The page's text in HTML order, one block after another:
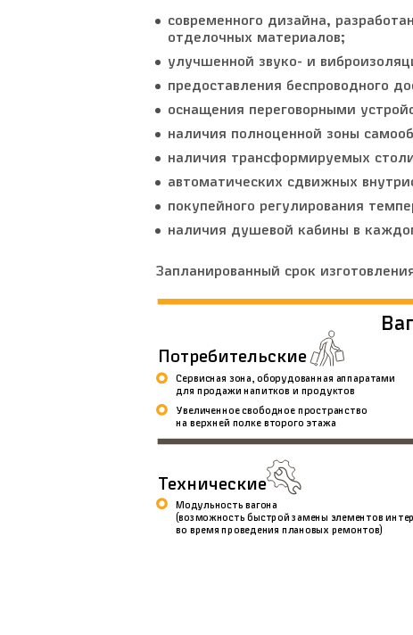
современного дизайна,
отделочных материалов;
улучшенной звуко- и
предоставления беспроводного
оснащения переговорными
наличия полноценной зоны
наличия трансформируемых
автоматических сдвижных
покупейного регулирования
наличия душевой кабины в
Запланированный срок
Потребительские
Сервисная зона, оборудованная аппаратами
для продажи напитков и продуктов
Увеличенное свободное пространство
на верхней полке второго этажа
Технические
Модульность вагона
(возможность быстрой замены элементов
во время проведения плановых ремонтов)